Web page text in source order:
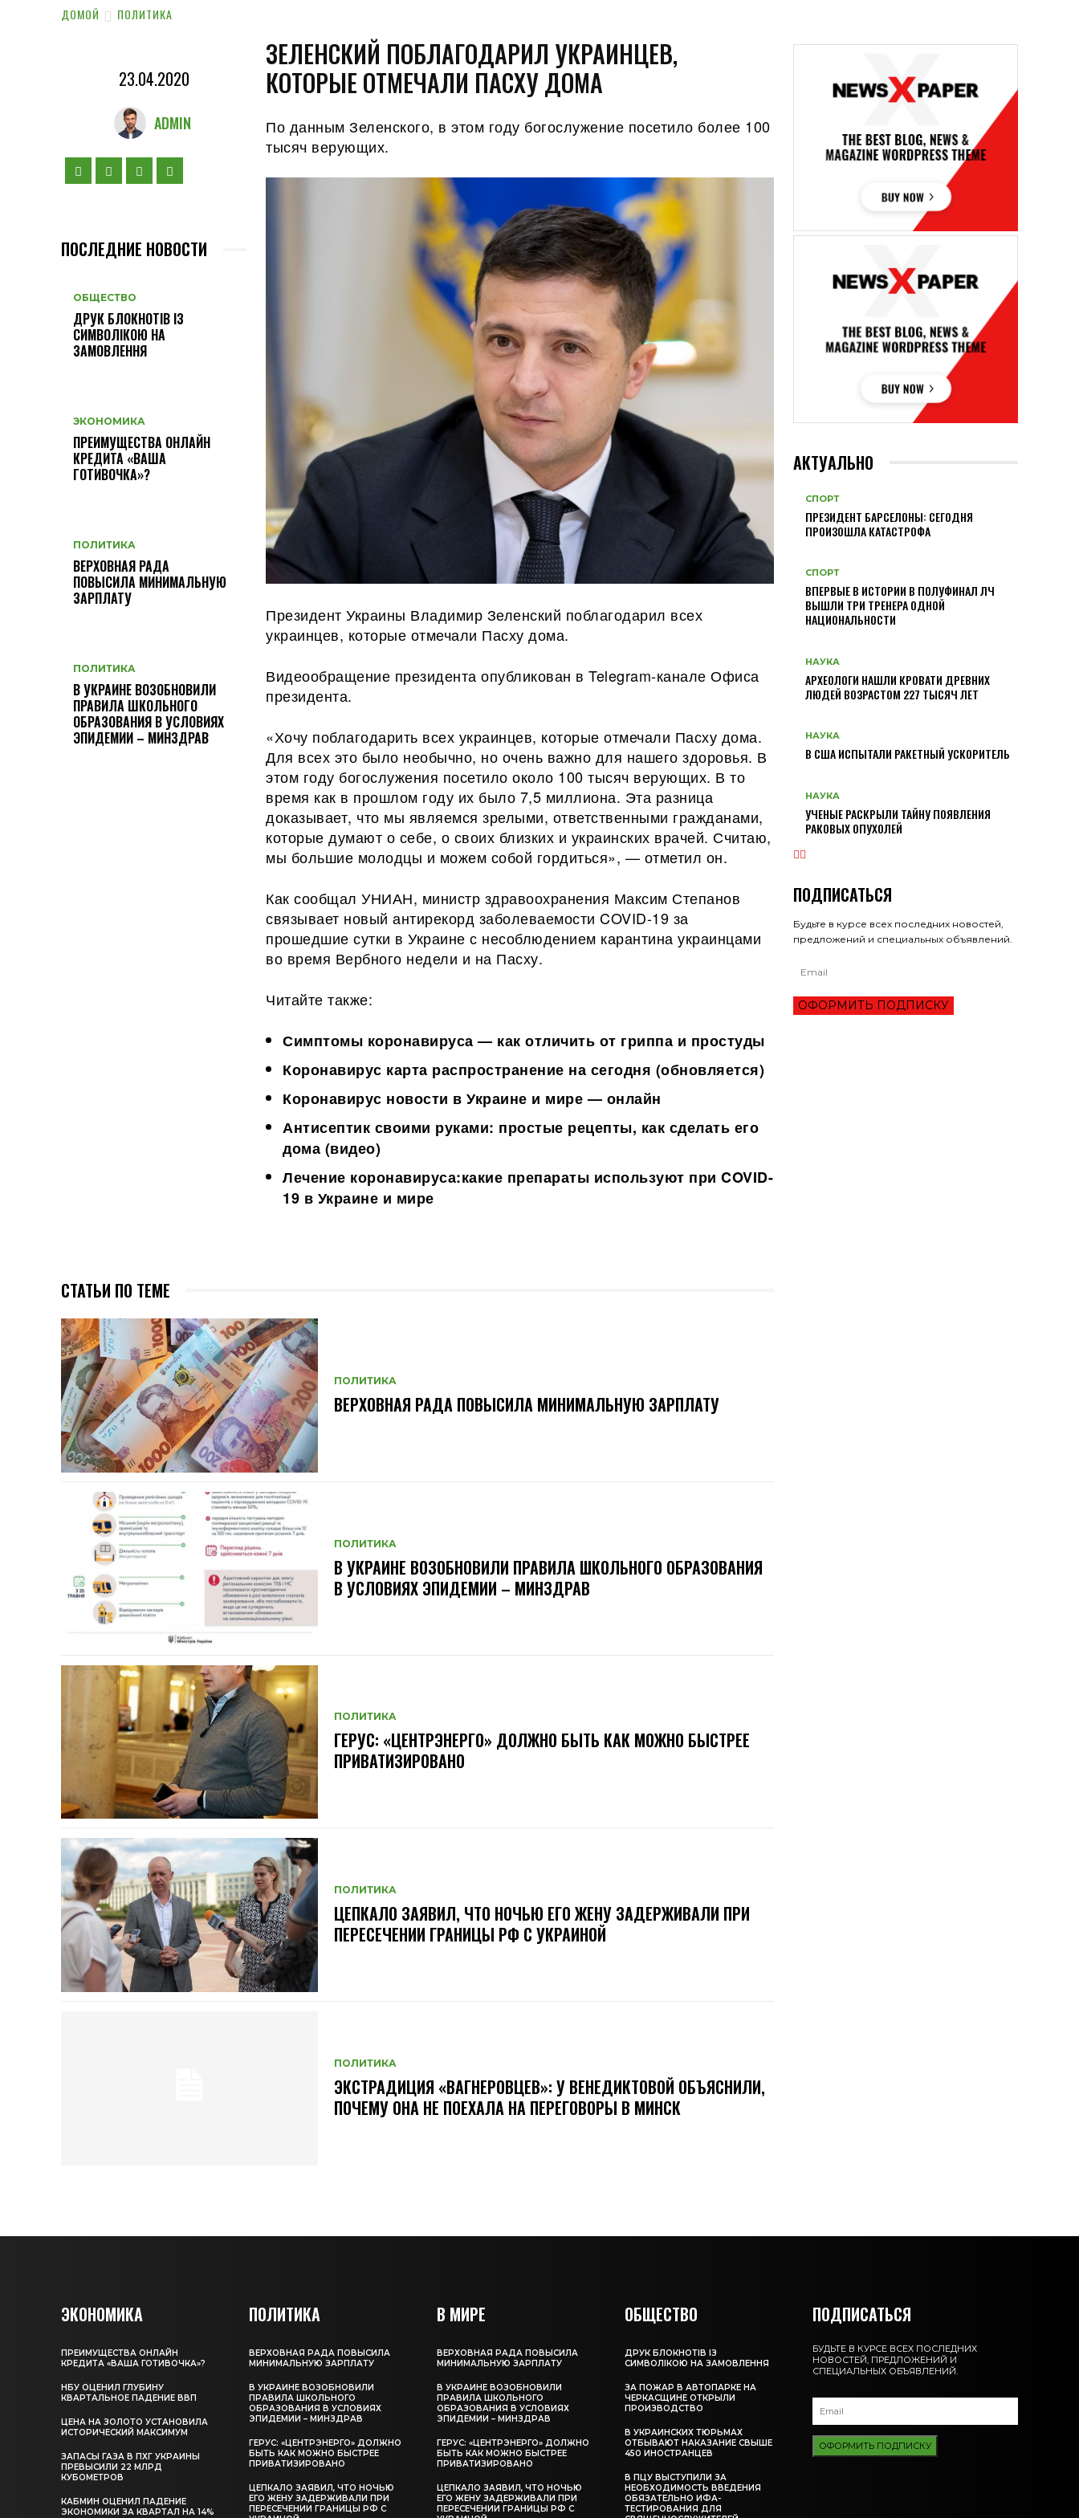
ДОМОЙ ПОЛИТИКА
23.04.2020
ADMIN
ПОСЛЕДНИЕ НОВОСТИ
ОБЩЕСТВО
ДРУК БЛОКНОТІВ ІЗ
СИМВОЛІКОЮ НА
ЗАМОВЛЕННЯ
ЭКОНОМИКА
ПРЕИМУЩЕСТВА ОНЛАЙН
КРЕДИТА «ВАША
ГОТИВОЧКА»?
ПОЛИТИКА
ВЕРХОВНАЯ РАДА
ПОВЫСИЛА МИНИМАЛЬНУЮ
ЗАРПЛАТУ
ПОЛИТИКА
В УКРАИНЕ ВОЗОБНОВИЛИ
ПРАВИЛА ШКОЛЬНОГО
ОБРАЗОВАНИЯ В УСЛОВИЯХ
ЭПИДЕМИИ – МИНЗДРАВ
ЗЕЛЕНСКИЙ ПОБЛАГОДАРИЛ УКРАИНЦЕВ,
КОТОРЫЕ ОТМЕЧАЛИ ПАСХУ ДОМА
По данным Зеленского, в этом году богослужение посетило более 100
тысяч верующих.
Президент Украины Владимир Зеленский поблагодарил всех
украинцев, которые отмечали Пасху дома.
Видеообращение президента опубликован в Telegram-канале Офиса
президента.
«Хочу поблагодарить всех украинцев, которые отмечали Пасху дома.
Для всех это было необычно, но очень важно для нашего здоровья. В
этом году богослужения посетило около 100 тысяч верующих. В то
время как в прошлом году их было 7,5 миллиона. Эта разница
доказывает, что мы являемся зрелыми, ответственными гражданами,
которые думают о себе, о своих близких и украинских врачей. Считаю,
мы большие молодцы и можем собой гордиться», — отметил он.
Как сообщал УНИАН, министр здравоохранения Максим Степанов
связывает новый антирекорд заболеваемости COVID-19 за
прошедшие сутки в Украине с несоблюдением карантина украинцами
во время Вербного недели и на Пасху.
Читайте также:
Симптомы коронавируса — как отличить от гриппа и простуды
Коронавирус карта распространение на сегодня (обновляется)
Коронавирус новости в Украине и мире — онлайн
Антисептик своими руками: простые рецепты, как сделать его
дома (видео)
Лечение коронавируса:какие препараты используют при COVID-
19 в Украине и мире
СТАТЬИ ПО ТЕМЕ
ПОЛИТИКА
ВЕРХОВНАЯ РАДА ПОВЫСИЛА МИНИМАЛЬНУЮ ЗАРПЛАТУ
ПОЛИТИКА
В УКРАИНЕ ВОЗОБНОВИЛИ ПРАВИЛА ШКОЛЬНОГО ОБРАЗОВАНИЯ
В УСЛОВИЯХ ЭПИДЕМИИ – МИНЗДРАВ
ПОЛИТИКА
ГЕРУС: «ЦЕНТРЭНЕРГО» ДОЛЖНО БЫТЬ КАК МОЖНО БЫСТРЕЕ
ПРИВАТИЗИРОВАНО
ПОЛИТИКА
ЦЕПКАЛО ЗАЯВИЛ, ЧТО НОЧЬЮ ЕГО ЖЕНУ ЗАДЕРЖИВАЛИ ПРИ
ПЕРЕСЕЧЕНИИ ГРАНИЦЫ РФ С УКРАИНОЙ
ПОЛИТИКА
ЭКСТРАДИЦИЯ «ВАГНЕРОВЦЕВ»: У ВЕНЕДИКТОВОЙ ОБЪЯСНИЛИ,
ПОЧЕМУ ОНА НЕ ПОЕХАЛА НА ПЕРЕГОВОРЫ В МИНСК
АКТУАЛЬНО
СПОРТ
ПРЕЗИДЕНТ БАРСЕЛОНЫ: СЕГОДНЯ
ПРОИЗОШЛА КАТАСТРОФА
СПОРТ
ВПЕРВЫЕ В ИСТОРИИ В ПОЛУФИНАЛ ЛЧ
ВЫШЛИ ТРИ ТРЕНЕРА ОДНОЙ
НАЦИОНАЛЬНОСТИ
НАУКА
АРХЕОЛОГИ НАШЛИ КРОВАТИ ДРЕВНИХ
ЛЮДЕЙ ВОЗРАСТОМ 227 ТЫСЯЧ ЛЕТ
НАУКА
В США ИСПЫТАЛИ РАКЕТНЫЙ УСКОРИТЕЛЬ
НАУКА
УЧЕНЫЕ РАСКРЫЛИ ТАЙНУ ПОЯВЛЕНИЯ
РАКОВЫХ ОПУХОЛЕЙ
ПОДПИСАТЬСЯ
Будьте в курсе всех последних новостей,
предложений и специальных объявлений.
ОФОРМИТЬ ПОДПИСКУ
ЭКОНОМИКА
ПРЕИМУЩЕСТВА ОНЛАЙН
КРЕДИТА «ВАША ГОТИВОЧКА»?
НБУ ОЦЕНИЛ ГЛУБИНУ
КВАРТАЛЬНОЕ ПАДЕНИЕ ВВП
ЦЕНА НА ЗОЛОТО УСТАНОВИЛА
ИСТОРИЧЕСКИЙ МАКСИМУМ
ЗАПАСЫ ГАЗА В ПХГ УКРАИНЫ
ПРЕВЫСИЛИ 22 МЛРД
КУБОМЕТРОВ
КАБМИН ОЦЕНИЛ ПАДЕНИЕ
ЭКОНОМИКИ ЗА КВАРТАЛ НА 14%
ПОЛИТИКА
ВЕРХОВНАЯ РАДА ПОВЫСИЛА
МИНИМАЛЬНУЮ ЗАРПЛАТУ
В УКРАИНЕ ВОЗОБНОВИЛИ
ПРАВИЛА ШКОЛЬНОГО
ОБРАЗОВАНИЯ В УСЛОВИЯХ
ЭПИДЕМИИ – МИНЗДРАВ
ГЕРУС: «ЦЕНТРЭНЕРГО» ДОЛЖНО
БЫТЬ КАК МОЖНО БЫСТРЕЕ
ПРИВАТИЗИРОВАНО
ЦЕПКАЛО ЗАЯВИЛ, ЧТО НОЧЬЮ
ЕГО ЖЕНУ ЗАДЕРЖИВАЛИ ПРИ
ПЕРЕСЕЧЕНИИ ГРАНИЦЫ РФ С
В МИРЕ
ВЕРХОВНАЯ РАДА ПОВЫСИЛА
МИНИМАЛЬНУЮ ЗАРПЛАТУ
В УКРАИНЕ ВОЗОБНОВИЛИ
ПРАВИЛА ШКОЛЬНОГО
ОБРАЗОВАНИЯ В УСЛОВИЯХ
ЭПИДЕМИИ – МИНЗДРАВ
ГЕРУС: «ЦЕНТРЭНЕРГО» ДОЛЖНО
БЫТЬ КАК МОЖНО БЫСТРЕЕ
ПРИВАТИЗИРОВАНО
ЦЕПКАЛО ЗАЯВИЛ, ЧТО НОЧЬЮ
ЕГО ЖЕНУ ЗАДЕРЖИВАЛИ ПРИ
ПЕРЕСЕЧЕНИИ ГРАНИЦЫ РФ С
ОБЩЕСТВО
ДРУК БЛОКНОТІВ ІЗ
СИМВОЛІКОЮ НА ЗАМОВЛЕННЯ
ЗА ПОЖАР В АВТОПАРКЕ НА
ЧЕРКАСЩИНЕ ОТКРЫЛИ
ПРОИЗВОДСТВО
В УКРАИНСКИХ ТЮРЬМАХ
ОТБЫВАЮТ НАКАЗАНИЕ СВЫШЕ
450 ИНОСТРАНЦЕВ
В ПЦУ ВЫСТУПИЛИ ЗА
НЕОБХОДИМОСТЬ ВВЕДЕНИЯ
ОБЯЗАТЕЛЬНО ИФА-
ТЕСТИРОВАНИЯ ДЛЯ
ПОДПИСАТЬСЯ
БУДЬТЕ В КУРСЕ ВСЕХ ПОСЛЕДНИХ
НОВОСТЕЙ, ПРЕДЛОЖЕНИЙ И
СПЕЦИАЛЬНЫХ ОБЪЯВЛЕНИЙ.
ОФОРМИТЬ ПОДПИСКУ